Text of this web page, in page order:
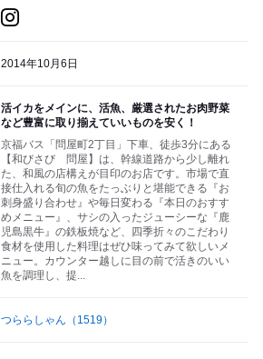
2014年10月6日
活イカをメインに、活魚、厳選されたお肉野菜
など豊富に取り揃えていいものを安く！
京福バス「問屋町2丁目」下車、徒歩3分にある
【和びさび 問屋】は、幹線道路から少し離れ
た、和風の店構えが目印のお店です。市場で直
接仕入れる旬の魚をたっぶりと堪能できる『お
刺身盛り合わせ』や毎日変わる『本日のおすす
めメニュー』、サシの入ったジューシーな『鹿
児島黒牛』の鉄板焼など、四季折々のこだわり
食材を使用した料理はぜひ味ってみて欲しいメ
ニュー。カウンター越しに目の前で活きのいい
魚を調理し、提...
つららしゃん （1519）